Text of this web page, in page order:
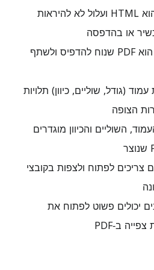
לפני: התוכן הוא HTML ועלול לא להיראות
או בהדפסה
אחרי: התוכן הוא PDF שנוח להדפיס ולשתף
(גודל, שוליים, כיוון) תלויות
הצופה
השוליים והכיוון מוגדרים
צריכים לפתוח ולצפות בקובצי
יכולים פשוט לפתוח את